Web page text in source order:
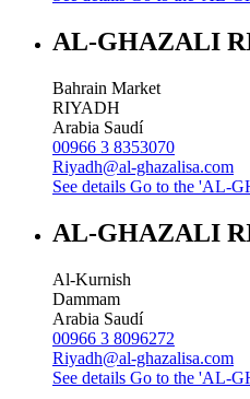
AL-GHAZALI
Bahrain Market
RIYADH
Arabia Saudí
00966 3 8353070
Riyadh@al-ghazalisa.com
See details Go to the 'AL-
AL-GHAZALI
Al-Kurnish
Dammam
Arabia Saudí
00966 3 8096272
Riyadh@al-ghazalisa.com
See details Go to the 'AL-